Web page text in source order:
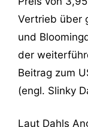
Vertrieb über
und
der
Beitrag zum
(engl. Slinky
Laut Dahls